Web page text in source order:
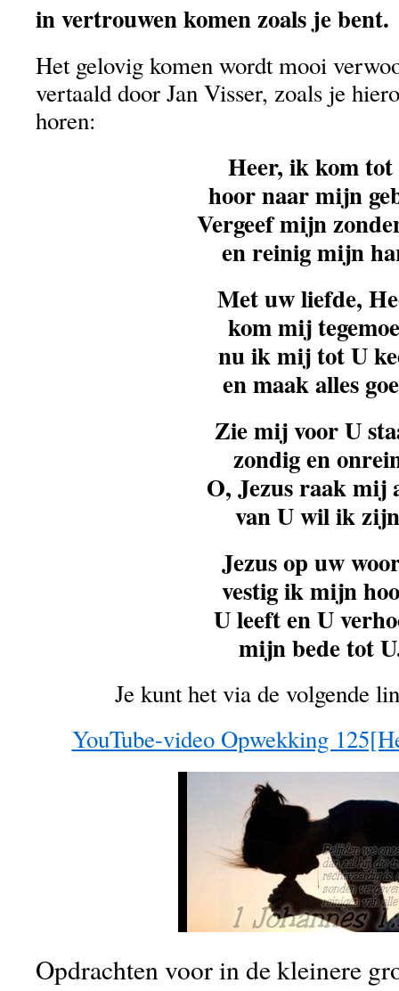
in vertrouwen komen zoals je bent.
Het gelovig komen wordt mooi
vertaald door Jan Visser, zoals je
horen:
Heer, ik kom tot
hoor naar mijn
Vergeef mijn
en reinig mijn
Met uw liefde,
kom mij
nu ik mij tot U
en maak alles
Zie mij voor U
zondig en
O, Jezus raak mij
van U wil ik
Jezus op uw
vestig ik mijn
U leeft en U
mijn bede tot
Je kunt het via de volgende
YouTube-video Opwekking
Opdrachten voor in de kleinere